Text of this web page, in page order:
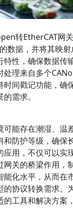
转EtherCAT网
数据，并将其映
特性，确保数据传
处理来自多个
时间戳记功能，确
需求。
可能存在潮湿、温
和防护等级，确保
应用，不仅可以实
网关的桥梁作用，
能化水平，从而在
的协议转换需求。
工具和解决方案